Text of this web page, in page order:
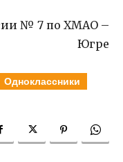
№ 7 по ХМАО –
Югре
Одноклассники